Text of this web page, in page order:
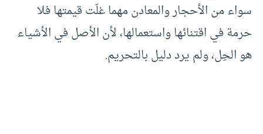
سواء من الأحجار والمعادن مهما غلَت قيمتها فلا
حرمة في اقتنائها واستعمالها، لأن الأصل في الأشياء
هو الحِل، ولم يرد دليل بالتحريم.